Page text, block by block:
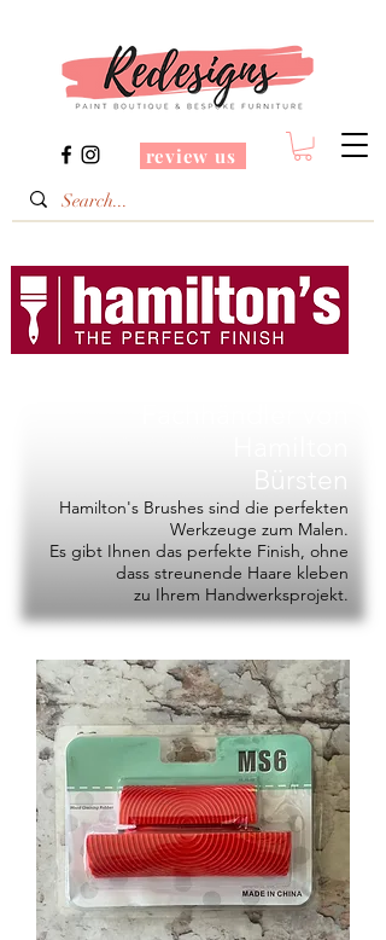
review us
Hamilton's Brushes sind die perfekten
Werkzeuge zum Malen.
Es gibt Ihnen das perfekte Finish, ohne
dass streunende Haare kleben
zu Ihrem Handwerksprojekt.